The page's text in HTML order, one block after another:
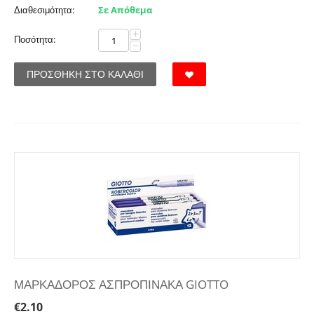
Διαθεσιμότητα: Σε Απόθεμα
Ποσότητα: +
−
ΠΡΟΣΘΉΚΗ ΣΤΟ ΚΑΛΆΘΙ
ΜΑΡΚΑΔΟΡΟΣ ΑΣΠΡΟΠΙΝΑΚΑ GIOTTO
€2.10